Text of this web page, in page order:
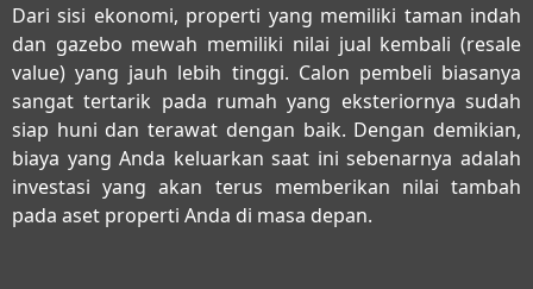
Dari sisi ekonomi, properti yang memiliki taman indah
dan gazebo mewah memiliki nilai jual kembali (resale
value) yang jauh lebih tinggi. Calon pembeli biasanya
sangat tertarik pada rumah yang eksteriornya sudah
siap huni dan terawat dengan baik. Dengan demikian,
biaya yang Anda keluarkan saat ini sebenarnya adalah
investasi yang akan terus memberikan nilai tambah
pada aset properti Anda di masa depan.